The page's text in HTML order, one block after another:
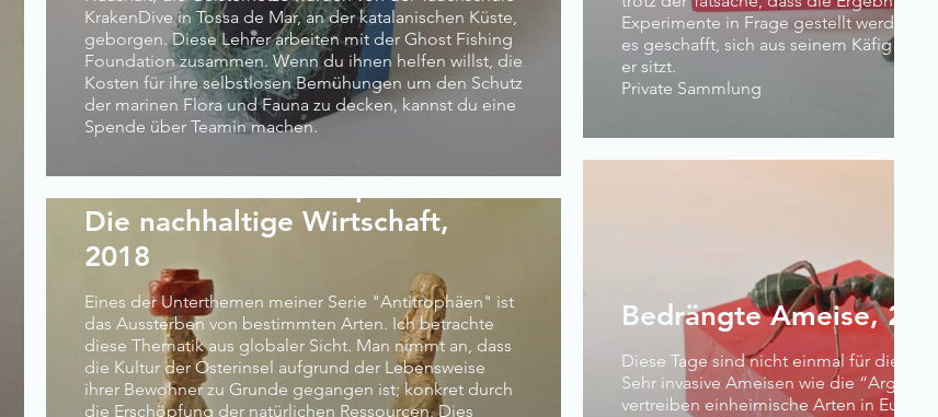
Experimente in Frage gestellt werden.
es geschafft, sich aus seinem Käfig zu
er sitzt.
Private Sammlung
KrakenDive in Tossa de Mar, an der katalanischen Küste,
geborgen. Diese Lehrer arbeiten mit der Ghost Fishing
Foundation zusammen. Wenn du ihnen helfen willst, die
Kosten für ihre selbstlosen Bemühungen um den Schutz
der marinen Flora und Fauna zu decken, kannst du eine
Spende über Teamin machen.
Bedrängte Ameise,
Diese Tage sind nicht einmal für die
Sehr invasive Ameisen wie die
vertreiben einheimische Arten in
Moais beim Schachspielen oder
Die nachhaltige Wirtschaft,
2018
Eines der Unterthemen meiner Serie "Antitrophäen" ist
das Aussterben von bestimmten Arten. Ich betrachte
diese Thematik aus globaler Sicht. Man nimmt an, dass
die Kultur der Osterinsel aufgrund der Lebensweise
ihrer Bewohner zu Grunde gegangen ist; konkret durch
die Erschöpfung der natürlichen Ressourcen. Dies